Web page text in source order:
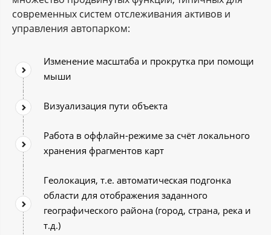
современных систем отслеживания активов и
управления автопарком:
Изменение масштаба и прокрутка при помощи
мыши
Визуализация пути объекта
Работа в оффлайн-режиме за счёт локального
хранения фрагментов карт
Геолокация, т.е. автоматическая подгонка
области для отображения заданного
географического района (город, страна, река и
т.д.)